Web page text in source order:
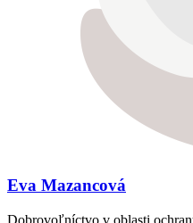
Eva Mazancová
Dobrovoľníctvo v oblasti